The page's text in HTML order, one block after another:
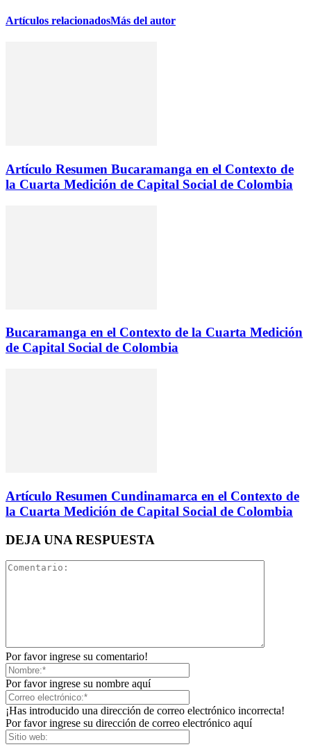
Artículos relacionadosMás del autor
Artículo Resumen Bucaramanga en el Contexto de
la Cuarta Medición de Capital Social de Colombia
Bucaramanga en el Contexto de la Cuarta Medición
de Capital Social de Colombia
Artículo Resumen Cundinamarca en el Contexto de
la Cuarta Medición de Capital Social de Colombia
DEJA UNA RESPUESTA
Por favor ingrese su comentario!
Por favor ingrese su nombre aquí
¡Has introducido una dirección de correo electrónico incorrecta!
Por favor ingrese su dirección de correo electrónico aquí